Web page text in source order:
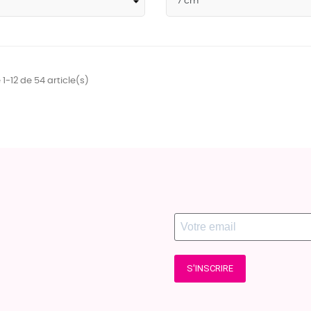
12 de 54 article(s)
S'INSCRIRE